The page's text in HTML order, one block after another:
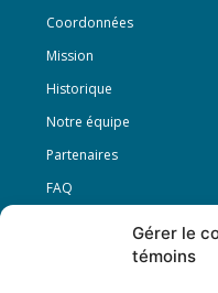
Gérer le
témoins
Coordonnées
Mission
Historique
Notre équipe
Partenaires
FAQ
Conditions générales